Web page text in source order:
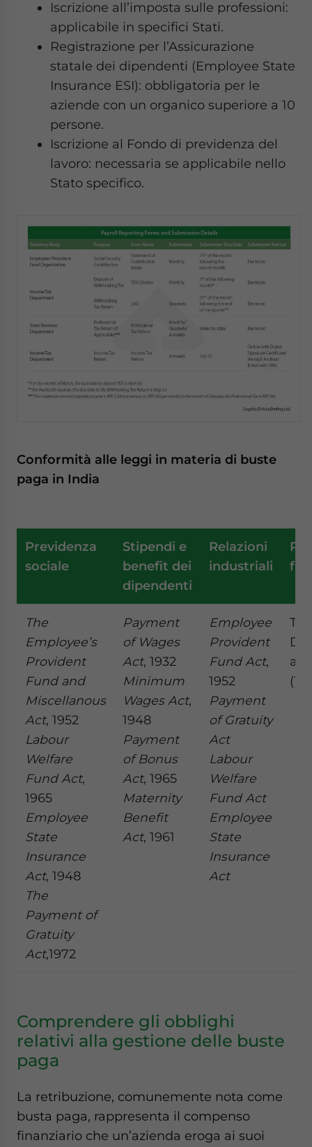
Iscrizione all’imposta sulle professioni:
applicabile in specifici Stati.
Registrazione per l’Assicurazione
statale dei dipendenti (Employee State
Insurance ESI): obbligatoria per le
aziende con un organico superiore a 10
persone.
Iscrizione al Fondo di previdenza del
lavoro: necessaria se applicabile nello
Stato specifico.
Conformità alle leggi in materia di buste
paga in India
Previdenza
sociale
Stipendi e
benefit dei
dipendenti
Relazioni
industriali
The
Employee’s
Provident
Fund and
Miscellanous
Act, 1952
Labour
Welfare
Fund Act,
1965
Employee
State
Insurance
Act, 1948
The
Payment of
Gratuity
Act,1972
Payment
of Wages
Act, 1932
Minimum
Wages Act,
1948
Payment
of Bonus
Act, 1965
Maternity
Benefit
Act, 1961
Employee
Provident
Fund Act,
1952
Payment
of Gratuity
Act
Labour
Welfare
Fund Act
Employee
State
Insurance
Act
Tax
at
Comprendere gli obblighi
relativi alla gestione delle buste
paga
La retribuzione, comunemente nota come
busta paga, rappresenta il compenso
finanziario che un’azienda eroga ai suoi